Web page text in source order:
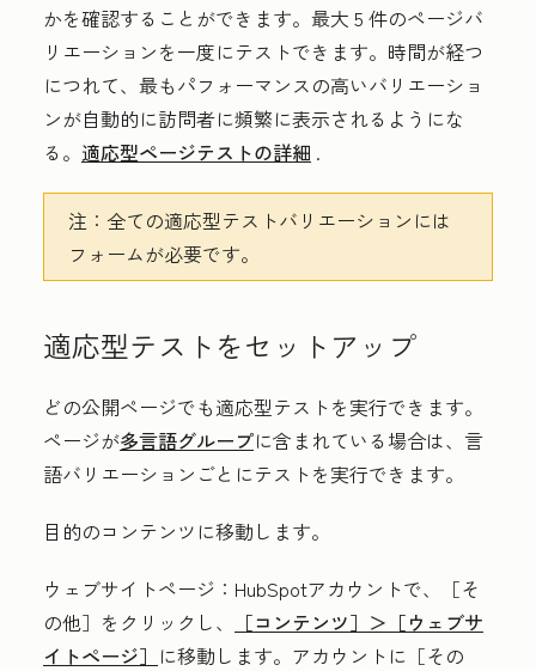
かを確認することができます。最大 5 件のページバ
リエーションを一度にテストできます。時間が経つ
につれて、最もパフォーマンスの高いバリエーショ
ンが自動的に訪問者に頻繁に表示されるようにな
る。 適応型ページテストの詳細 .
注： 全ての適応型テストバリエーションには
フォームが必要です。
適応型テストをセットアップ
どの公開ページでも適応型テストを実行できます。
ページが多言語グループに含まれている場合は、言
語バリエーションごとにテストを実行できます。
目的のコンテンツに移動します。
ウェブサイトページ ：HubSpotアカウントで、
［そ
の他］をクリックし、
［コンテンツ］＞ ［ウェブサ
イトページ］ に移動します。アカウントに ［その